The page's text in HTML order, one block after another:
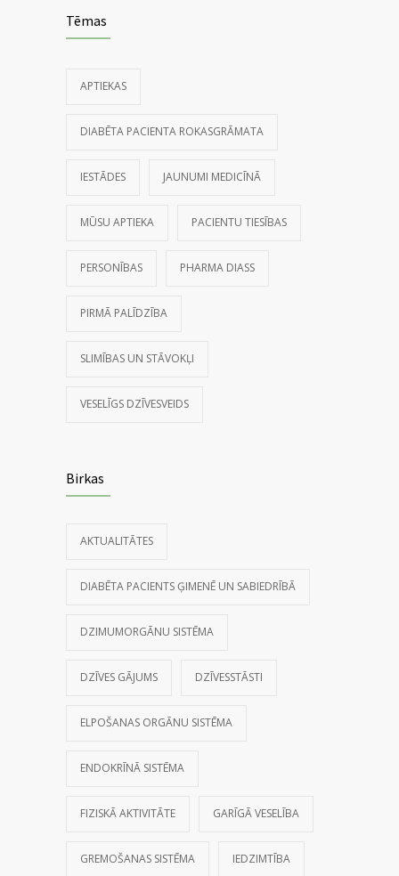
Tēmas
APTIEKAS
DIABĒTA PACIENTA ROKASGRĀMATA
IESTĀDES JAUNUMI MEDICĪNĀ
MŪSU APTIEKA PACIENTU TIESĪBAS
PERSONĪBAS PHARMA DIASS
PIRMĀ PALĪDZĪBA
SLIMĪBAS UN STĀVOKĻI
VESELĪGS DZĪVESVEIDS
Birkas
AKTUALITĀTES
DIABĒTA PACIENTS ĢIMENĒ UN SABIEDRĪBĀ
DZIMUMORGĀNU SISTĒMA
DZĪVES GĀJUMS DZĪVESSTĀSTI
ELPOŠANAS ORGĀNU SISTĒMA
ENDOKRĪNĀ SISTĒMA
FIZISKĀ AKTIVITĀTE GARĪGĀ VESELĪBA
GREMOŠANAS SISTĒMA IEDZIMTĪBA